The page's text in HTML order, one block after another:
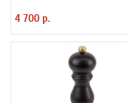
4 700 р.